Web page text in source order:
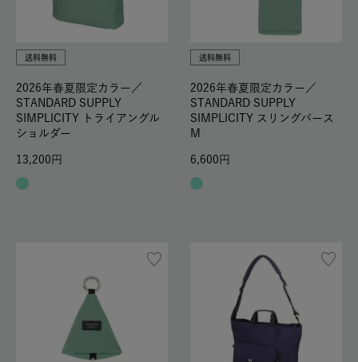
送料無料
2026年春夏限定カラー／
STANDARD SUPPLY
SIMPLICITY トライアングル
ショルダー
13,200
送料無料
2026年春夏限定カラー／
STANDARD SUPPLY
SIMPLICITY スリングパース
M
6,600